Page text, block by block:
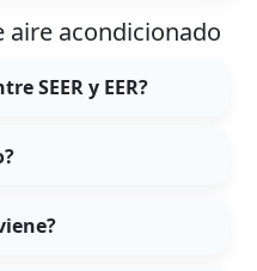
aire acondicionado
SEER y EER?